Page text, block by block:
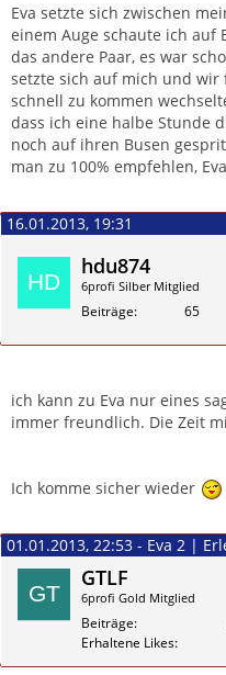
Eva setzte sich zwischen
einem Auge schaute ich auf
das andere Paar, es war
setzte sich auf mich und wir
schnell zu kommen
dass ich eine halbe Stunde
noch auf ihren Busen
man zu 100% empfehlen,
16.01.2013, 19:31
hdu874
6profi Silber Mitglied
Beiträge 65
ich kann zu Eva nur eines
immer freundlich. Die Zeit
Ich komme sicher wieder
01.01.2013, 22:53 - Eva 2 |
GTLF
6profi Gold Mitglied
Beiträge
Erhaltene Likes